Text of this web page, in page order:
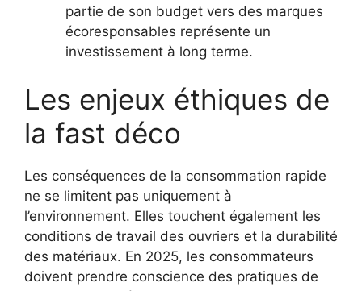
partie de son budget vers des marques
écoresponsables représente un
investissement à long terme.
Les enjeux éthiques de
la fast déco
Les conséquences de la consommation rapide
ne se limitent pas uniquement à
l’environnement. Elles touchent également les
conditions de travail des ouvriers et la durabilité
des matériaux. En 2025, les consommateurs
doivent prendre conscience des pratiques de